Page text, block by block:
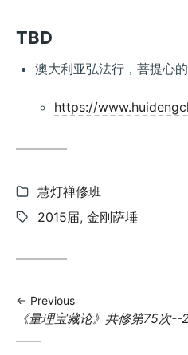
TBD
澳大利亚弘法行，菩提心
https://
Categories:
慧灯禅修班
Tags:
2015届, 金刚萨埵
Previous
Previous
《量理宝藏论》共修第75次